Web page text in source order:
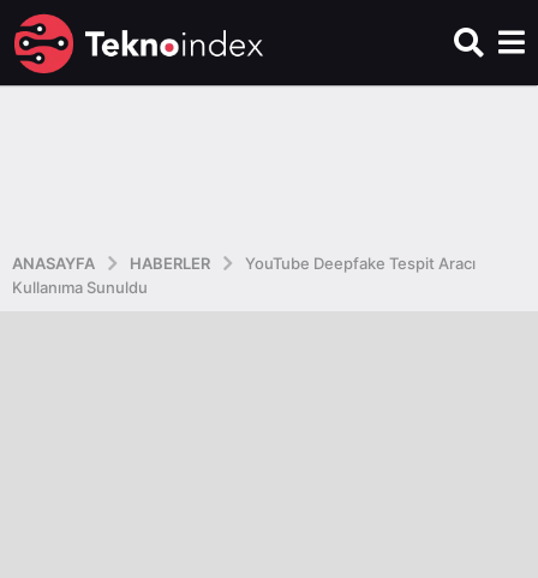
ANASAYFA HABERLER
YouTube Deepfake Tespit Aracı
Kullanıma Sunuldu